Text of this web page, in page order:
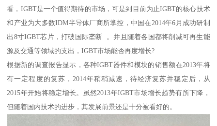
看，IGBT是一个值得期待的市场，可是到目前为止IGBT的核心技术
和产业为大多数IDM半导体厂商所掌控，中国在2014年6月成功研制
出8寸IGBT芯片，打破国际垄断 。并且随着各国都将削减可再生能
源及交通等领域的支出，IGBT市场能否再度增长?
根据新的调查报告显示，各种IGBT器件和模块的销售额在2013年将
有一定程度的复苏，2014年稍稍减速，待经济复苏并稳定后，从
2015年开始将稳定增长。虽然2013年IGBT市场增长趋势有所下降，
但随着国内技术的进步，其发展前景还是十分被看好的。